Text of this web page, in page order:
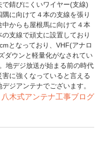
錆びにくいワイヤー(支線)
に向けて４本の支線を張り
からも屋根馬に向けて４本
支線で頑丈に設置しており
となっており、VHF(アナロ
ダウンと軽量化がなされてい
地デジ放送が始まる前の時代
に強くなっていると言える
ジアンテナでございます。
八木式アンテナ工事ブログ